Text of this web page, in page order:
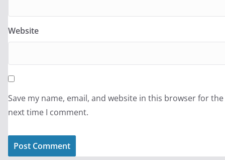
Website
Save my name, email, and website in this browser for the
next time I comment.